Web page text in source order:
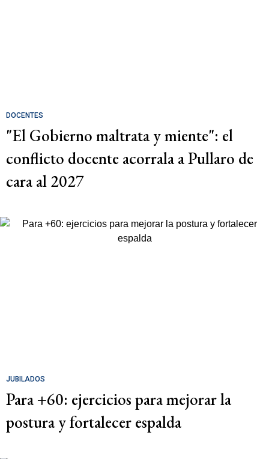
DOCENTES
"El Gobierno maltrata y miente": el
conflicto docente acorrala a Pullaro de
cara al 2027
JUBILADOS
Para +60: ejercicios para mejorar la
postura y fortalecer espalda